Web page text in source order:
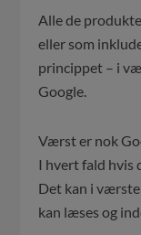
Alle de
eller som
princippet – i
Google.
Værst er nok
I hvert fald hvis
Det kan i
kan læses og